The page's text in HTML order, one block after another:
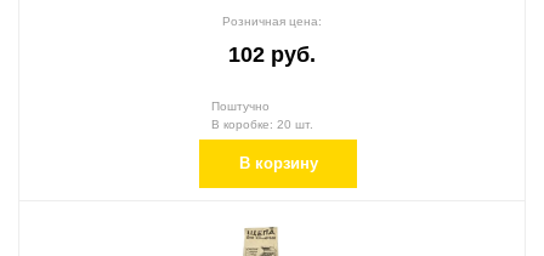
Розничная цена:
102 руб.
Поштучно
В коробке: 20 шт.
В корзину